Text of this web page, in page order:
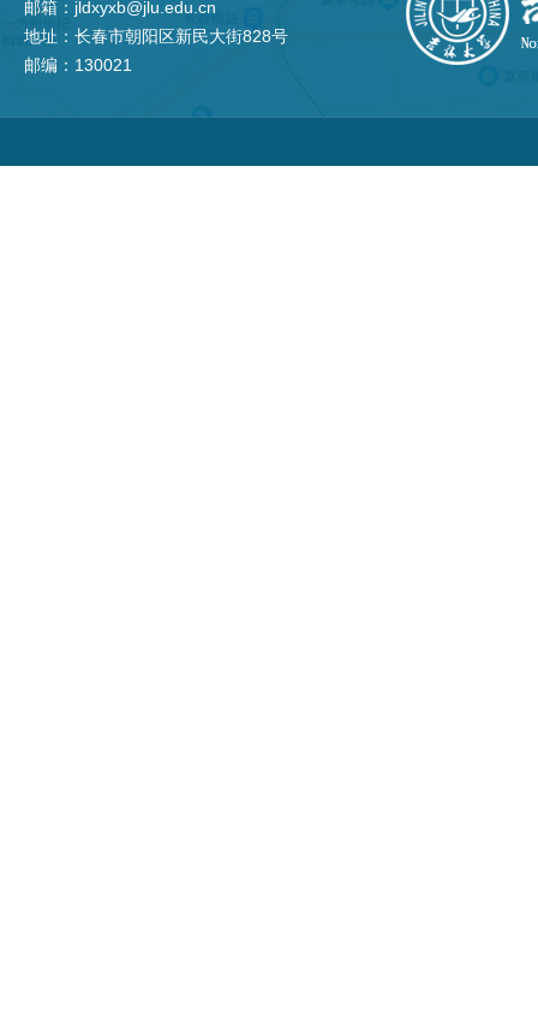
邮箱：jldxyxb@jlu.edu.cn
地址：长春市朝阳区新民大街828号
邮编：130021